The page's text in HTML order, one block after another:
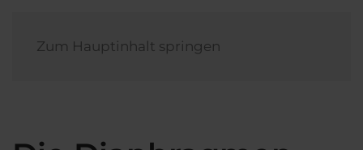
Zum Hauptinhalt springen